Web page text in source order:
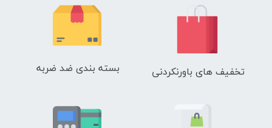
تخفیف های باورنکردنی بسته بندی ضد ضربه